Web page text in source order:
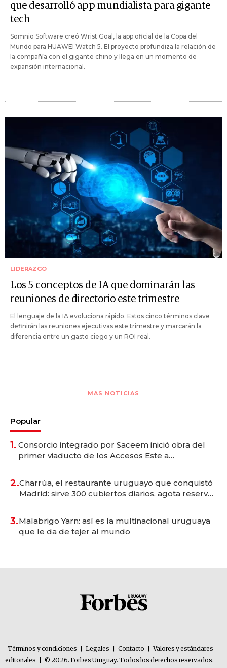
que desarrolló app mundialista para gigante
tech
Somnio Software creó Wrist Goal, la app oficial de la Copa del
Mundo para HUAWEI Watch 5. El proyecto profundiza la relación de
la compañía con el gigante chino y llega en un momento de
expansión internacional.
LIDERAZGO
Los 5 conceptos de IA que dominarán las
reuniones de directorio este trimestre
El lenguaje de la IA evoluciona rápido. Estos cinco términos clave
definirán las reuniones ejecutivas este trimestre y marcarán la
diferencia entre un gasto ciego y un ROI real.
MAS NOTICIAS
Popular
1. Consorcio integrado por Saceem inició obra del
primer viaducto de los Accesos Este a
2.Charrúa, el restaurante uruguayo que conquistó
Madrid: sirve 300 cubiertos diarios, agota reservas
3.Malabrigo Yarn: así es la multinacional uruguaya
que le da de tejer al mundo
Términos y condiciones Legales Contacto
Valores y estándares
editoriales
© 2026. Forbes Uruguay. Todos los derechos reservados.